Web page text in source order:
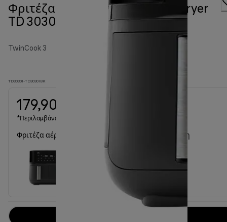
Φριτέζα αέρος TwinCook 3 Air fryer
TD 3030 Μαύρη
TwinCook 3
TD3030I-TD3030IBK
179,90 €
*Περιλαμβάνεται ΦΠΑ
Φριτέζα αέρος TwinCook 3 Air fryer TD 3030 Μαύρη